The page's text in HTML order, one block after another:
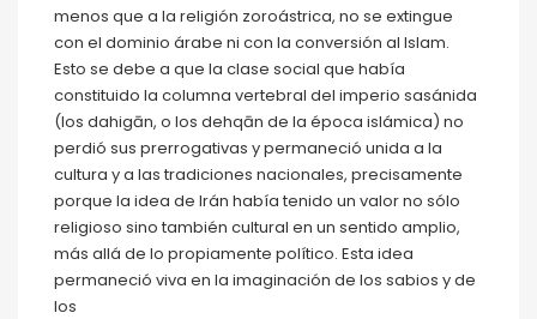
menos que a la religión zoroástrica, no se extingue
con el dominio árabe ni con la conversión al Islam.
Esto se debe a que la clase social que había
constituido la columna vertebral del imperio sasánida
(los dahigān, o los dehqān de la época islámica) no
perdió sus prerrogativas y permaneció unida a la
cultura y a las tradiciones nacionales, precisamente
porque la idea de Irán había tenido un valor no sólo
religioso sino también cultural en un sentido amplio,
más allá de lo propiamente político. Esta idea
permaneció viva en la imaginación de los sabios y de
los